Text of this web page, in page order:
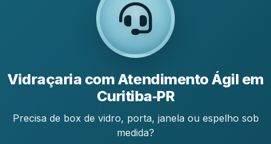
Vidraçaria com Atendimento Ágil em
Curitiba‑PR
Precisa de box de vidro, porta, janela ou espelho sob
medida?